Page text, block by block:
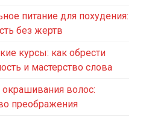
питание для похудения:
без жертв
курсы: как обрести
и мастерство слова
окрашивания волос:
преображения